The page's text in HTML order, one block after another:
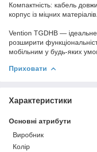
Компактність: кабель
корпус із міцних матеріалів.
Vention TGDHB —
розширити
мобільним у будь-яких
Приховати
Характеристики
Основні атрибути
Виробник
Колір